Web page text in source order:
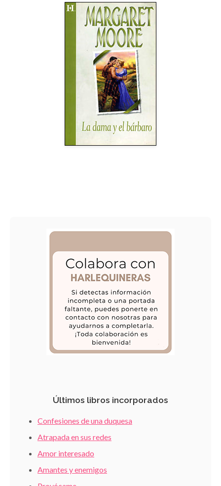
Últimos libros incorporados
Confesiones de una duquesa
Atrapada en sus redes
Amor interesado
Amantes y enemigos